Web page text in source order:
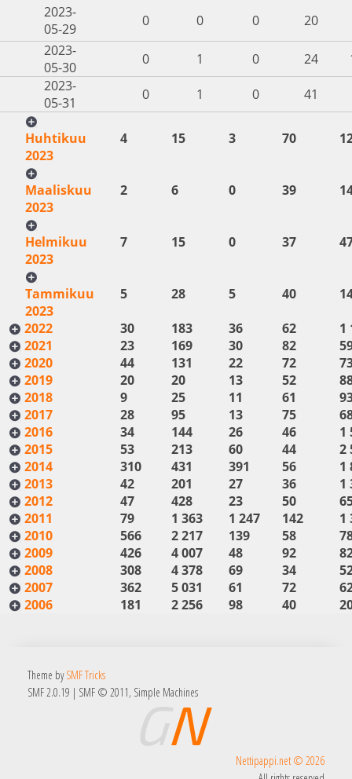
2023-
05-29
0 0 0
20
2023-
05-30
0 1 0 24
2023-
05-31
0 1 0 41
Huhtikuu
2023
4 15 3 70
Maaliskuu
2023
2 6 0 39
Helmikuu
2023
7 15 0 37
Tammikuu
2023
5 28 5 40
2022
30 183 36 62
1
2021
23 169 30 82
2020
44 131 22 72
2019
20 20 13 52
2018
9 25 11 61
2017
28 95 13 75
2016
34 144 26 46
1
2015
53 213 60 44
2
2014
310 431 391 56
1
2013
42 201 27 36
1
2012
47 428 23 50
2011
79 1 363 1 247 142
1
2010
566 2 217 139 58
2009
426 4 007 48 92
2008
308 4 378 69 34
2007
362 5 031 61 72
2006
181 2 256 98 40
Theme bySMF Tricks
SMF 2.0.19 | SMF © 2011, Simple Machines
Nettipappi.net © 2026